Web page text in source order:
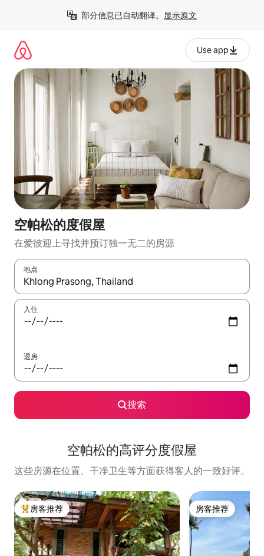
部分信息已自动翻译。 显示原文
Use app
空帕松的度假屋
在爱彼迎上寻找并预订独一无二的房源
地点
如有搜索结果，请使用上下方向键查看，或通过点击或滑动手势
入住
退房
搜索
空帕松的高评分度假屋
这些房源在位置、干净卫生等方面获得客人的一致好评。
热门「房客推荐」
房客推荐 房客推荐
房客推荐